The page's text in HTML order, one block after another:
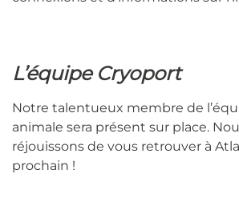
L’équipe Cryoport
Notre talentueux membre de
animale sera présent sur place.
réjouissons de vous retrouver à
prochain !